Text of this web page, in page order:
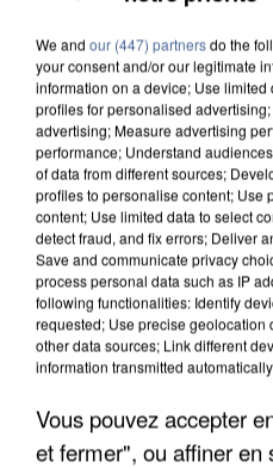
APRÈS TOUTES CES
We and our (447) partnersdo the
your consent and/or our legitimate
information on a device; Use
profiles for personalised
advertising; Measure advertising
performance; Understand
of data from different sources;
profiles to personalise content; Use
content; Use limited data to select
detect fraud, and fix errors; Deliver
Save and communicate privacy
process personal data such as IP
following functionalities: Identify
requested; Use precise geolocation
other data sources; Link different
information transmitted automatically.
Vous pouvez accepter
et fermer", ou affiner en